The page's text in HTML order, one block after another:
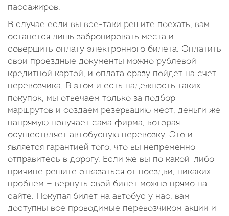
пассажиров.
В случае если вы все-таки решите поехать, вам
останется лишь забронировать места и
совершить оплату электронного билета. Оплатить
свои проездные документы можно рублевой
кредитной картой, и оплата сразу пойдет на счет
перевозчика. В этом и есть надежность таких
покупок, мы отвечаем только за подбор
маршрутов и создаем резервацию мест, деньги же
напрямую получает сама фирма, которая
осуществляет автобусную перевозку. Это и
является гарантией того, что вы непременно
отправитесь в дорогу. Если же вы по какой-либо
причине решите отказаться от поездки, никаких
проблем — вернуть свой билет можно прямо на
сайте. Покупая билет на автобус у нас, вам
доступны все проводимые перевозчиком акции и